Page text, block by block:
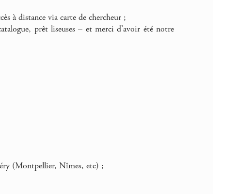
à distance via carte de chercheur ;
prêt liseuses – et merci d’avoir été notre
(Montpellier, Nîmes, etc) ;